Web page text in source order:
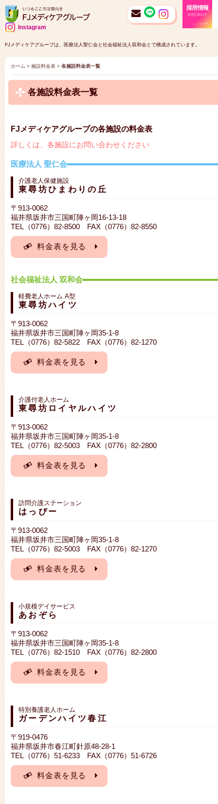
Instagram
FJメディケアグループは、医療法人聖仁会と社会福祉法人双和会とで構成されています。
採用情報
RECRUIT
ホーム > 施設料金表 > 各施設料金表一覧
各施設料金表一覧
FJメディケアグループの各施設の料金表
詳しくは、各施設にお問い合わせください
医療法人 聖仁会
介護老人保健施設
東尋坊ひまわりの丘
〒913-0062
福井県坂井市三国町陣ヶ岡16-13-18
TEL（0776）82-8500 FAX（0776）82-8550
料金表を見る
社会福祉法人 双和会
軽費老人ホーム A型
東尋坊ハイツ
〒913-0062
福井県坂井市三国町陣ヶ岡35-1-8
TEL（0776）82-5822 FAX（0776）82-1270
料金表を見る
介護付老人ホーム
東尋坊ロイヤルハイツ
〒913-0062
福井県坂井市三国町陣ヶ岡35-1-8
TEL（0776）82-5003 FAX（0776）82-2800
料金表を見る
訪問介護ステーション
はっぴー
〒913-0062
福井県坂井市三国町陣ヶ岡35-1-8
TEL（0776）82-5003 FAX（0776）82-1270
料金表を見る
小規模デイサービス
あおぞら
〒913-0062
福井県坂井市三国町陣ヶ岡35-1-8
TEL（0776）82-1510 FAX（0776）82-2800
料金表を見る
特別養護老人ホーム
ガーデンハイツ春江
〒919-0476
福井県坂井市春江町針原48-28-1
TEL（0776）51-6233 FAX（0776）51-6726
料金表を見る